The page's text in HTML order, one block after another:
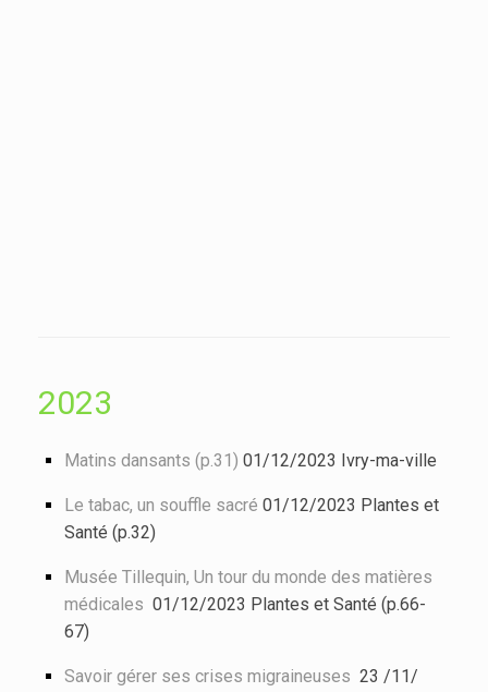
2023
Matins dansants (p.31) 01/12/2023 Ivry-ma-ville
Le tabac, un souffle sacré 01/12/2023 Plantes et
Santé (p.32)
Musée Tillequin, Un tour du monde des matières
médicales 01/12/2023 Plantes et Santé (p.66-
67)
Savoir gérer ses crises migraineuses 23 /11/